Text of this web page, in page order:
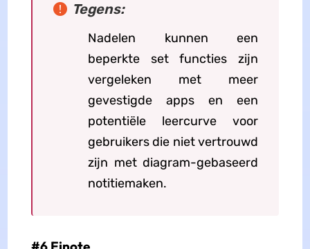
Tegens:
Nadelen kunnen een
beperkte set functies zijn
vergeleken met meer
gevestigde apps en een
potentiële leercurve voor
gebruikers die niet vertrouwd
zijn met diagram-gebaseerd
notitiemaken.